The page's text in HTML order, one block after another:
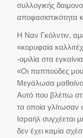
συλλογικής
αποφασιστικότητα
Η Ναν Γκόλντιν,
«κορυφαία
-ομιλία στα
«Οι παππούδες
Μεγάλωσα
Αυτό που βλέπω
τα οποία γλίτωσαν
Ισραήλ συγχέεται
δεν έχει καμία